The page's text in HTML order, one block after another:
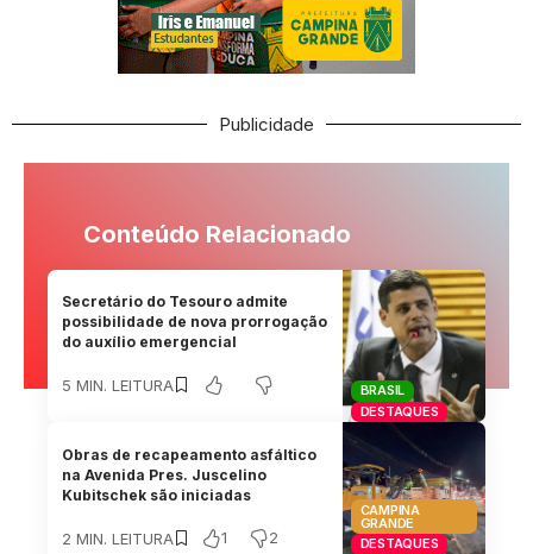
Publicidade
Conteúdo Relacionado
BRASIL
DESTAQUES
Secretário do Tesouro admite
possibilidade de nova prorrogação
do auxílio emergencial
5 MIN. LEITURA
CAMPINA
GRANDE
DESTAQUES
Obras de recapeamento asfáltico
na Avenida Pres. Juscelino
Kubitschek são iniciadas
2 MIN. LEITURA 1 2